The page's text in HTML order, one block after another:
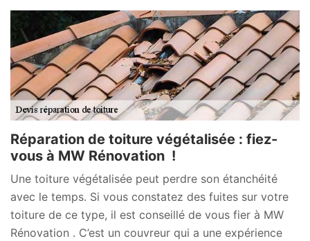
Réparation de toiture végétalisée : fiez-
vous à MW Rénovation !
Une toiture végétalisée peut perdre son étanchéité
avec le temps. Si vous constatez des fuites sur votre
toiture de ce type, il est conseillé de vous fier à MW
Rénovation . C’est un couvreur qui a une expérience